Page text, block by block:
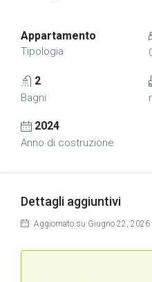
Appartamento
Tipologia
2
Bagni
2024
Anno di costruzione
Dettagli aggiuntivi
Aggiornato su Giugno 22, 2026